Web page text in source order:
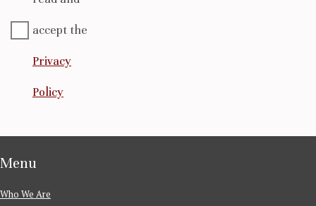
accept the
Privacy
Policy
Menu
Who We Are